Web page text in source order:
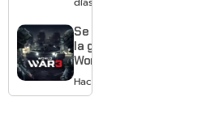
War: E-
Day,
Grounded
Se acabó
la guerra:
World War
3 apaga
sus
Hace 3 días